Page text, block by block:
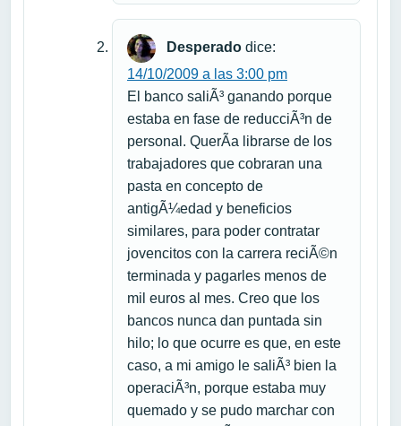
Desperado dice:
14/10/2009 a las 3:00 pm
El banco saliÃ³ ganando porque
estaba en fase de reducciÃ³n de
personal. QuerÃ­a librarse de los
trabajadores que cobraran una
pasta en concepto de
antigÃ¼edad y beneficios
similares, para poder contratar
jovencitos con la carrera reciÃ©n
terminada y pagarles menos de
mil euros al mes. Creo que los
bancos nunca dan puntada sin
hilo; lo que ocurre es que, en este
caso, a mi amigo le saliÃ³ bien la
operaciÃ³n, porque estaba muy
quemado y se pudo marchar con